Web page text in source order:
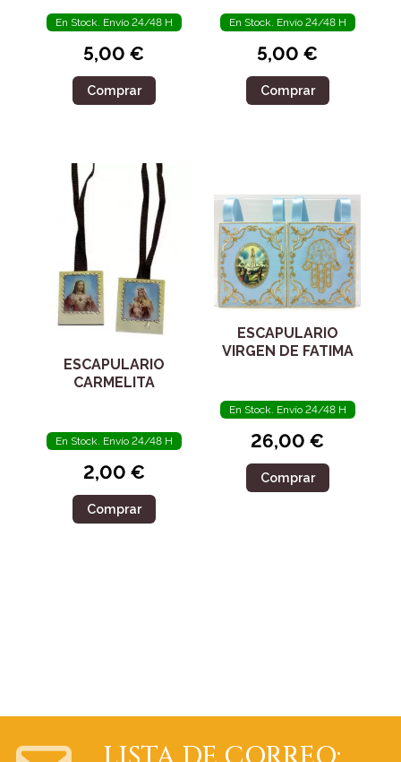
VIVO
En Stock. Envío 24/48 H
5,00 €
Comprar
En Stock. Envío 24/48 H
5,00 €
Comprar
ESCAPULARIO
CARMELITA
En Stock. Envío 24/48 H
2,00 €
Comprar
ESCAPULARIO
VIRGEN DE FATIMA
En Stock. Envío 24/48 H
26,00 €
Comprar